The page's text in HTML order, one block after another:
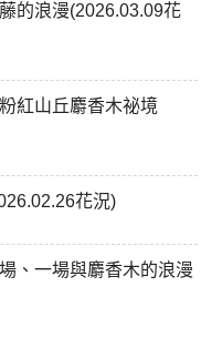
的浪漫(2026.03.09花
紅山丘麝香木祕境
花況)
、一場與麝香木的浪漫